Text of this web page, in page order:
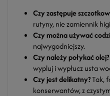
Czy zastępuje
rutyny, nie zamiennik
Czy można używać
najwygodniejszy.
Czy należy połykać olej?
wypluj i wypłucz usta
Czy jest delikatny?Tak,
konserwantów, z